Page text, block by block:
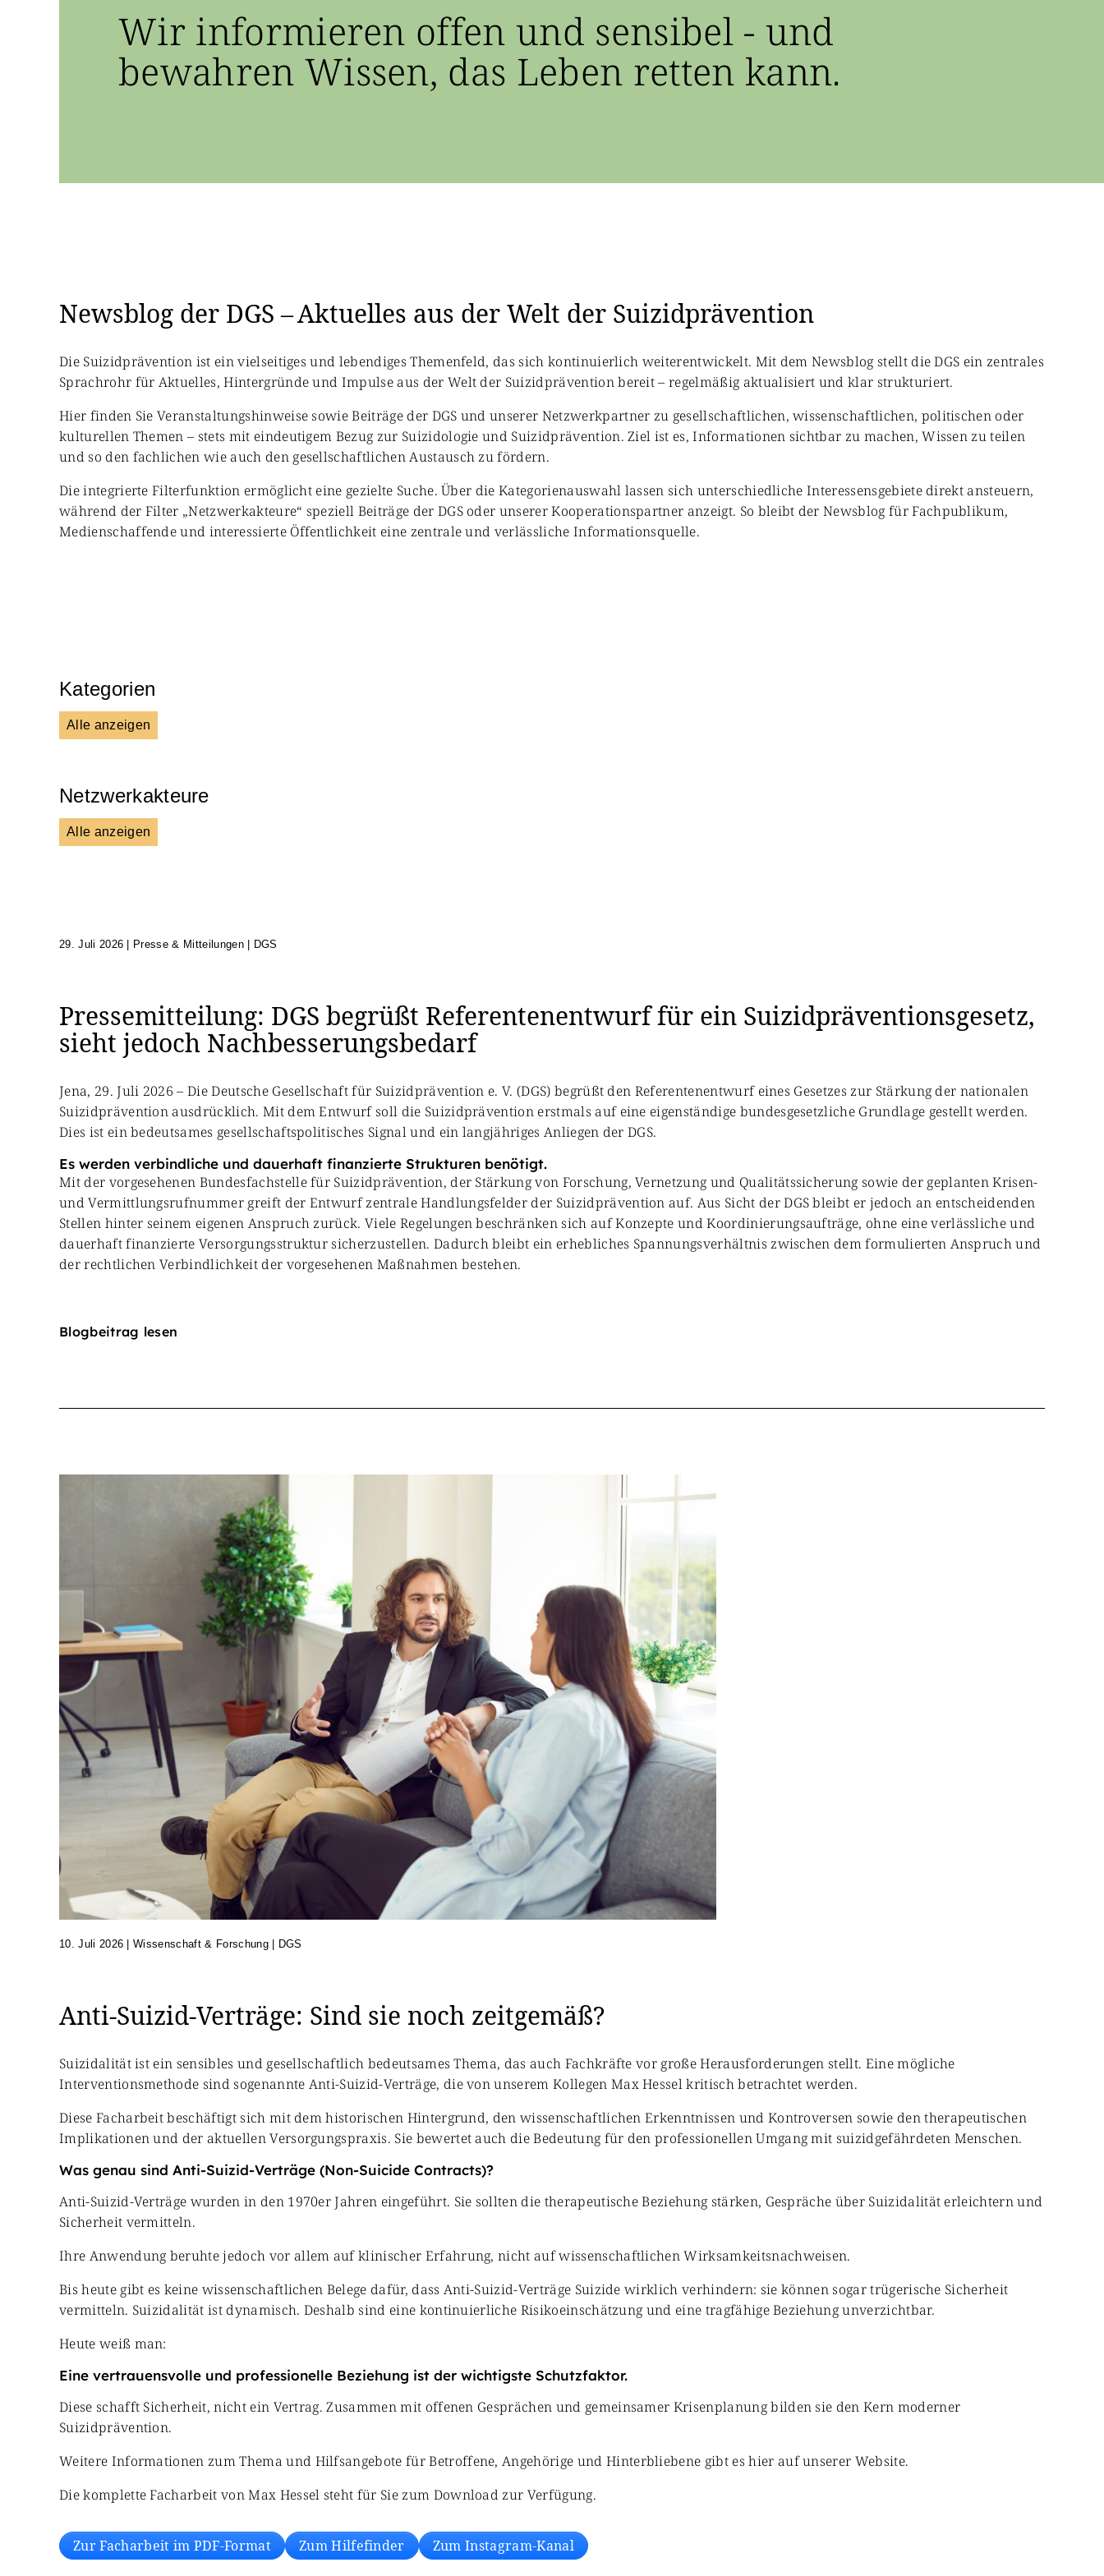
Wir informieren offen und sensibel - und
bewahren Wissen, das Leben retten kann.
Newsblog der DGS – Aktuelles aus der Welt der Suizidprävention
Die Suizidprävention ist ein vielseitiges und lebendiges Themenfeld, das sich kontinuierlich weiterentwickelt. Mit dem Newsblog stellt die DGS ein zentrales
Sprachrohr für Aktuelles, Hintergründe und Impulse aus der Welt der Suizidprävention bereit – regelmäßig aktualisiert und klar strukturiert.
Hier finden Sie Veranstaltungshinweise sowie Beiträge der DGS und unserer Netzwerkpartner zu gesellschaftlichen, wissenschaftlichen, politischen oder
kulturellen Themen – stets mit eindeutigem Bezug zur Suizidologie und Suizidprävention. Ziel ist es, Informationen sichtbar zu machen, Wissen zu teilen
und so den fachlichen wie auch den gesellschaftlichen Austausch zu fördern.
Die integrierte Filterfunktion ermöglicht eine gezielte Suche. Über die Kategorienauswahl lassen sich unterschiedliche Interessensgebiete direkt ansteuern,
während der Filter „Netzwerkakteure“ speziell Beiträge der DGS oder unserer Kooperationspartner anzeigt. So bleibt der Newsblog für Fachpublikum,
Medienschaffende und interessierte Öffentlichkeit eine zentrale und verlässliche Informationsquelle.
Kategorien
Alle anzeigen
Netzwerkakteure
Alle anzeigen
29. Juli 2026 Presse & Mitteilungen | DGS
Pressemitteilung: DGS begrüßt Referentenentwurf für ein Suizidpräventionsgesetz,
sieht jedoch Nachbesserungsbedarf
Jena, 29. Juli 2026 – Die Deutsche Gesellschaft für Suizidprävention e. V. (DGS) begrüßt den Referentenentwurf eines Gesetzes zur Stärkung der nationalen
Suizidprävention ausdrücklich. Mit dem Entwurf soll die Suizidprävention erstmals auf eine eigenständige bundesgesetzliche Grundlage gestellt werden.
Dies ist ein bedeutsames gesellschaftspolitisches Signal und ein langjähriges Anliegen der DGS.
Es werden verbindliche und dauerhaft finanzierte Strukturen benötigt.
Mit der vorgesehenen Bundesfachstelle für Suizidprävention, der Stärkung von Forschung, Vernetzung und Qualitätssicherung sowie der geplanten Krisen-
und Vermittlungsrufnummer greift der Entwurf zentrale Handlungsfelder der Suizidprävention auf. Aus Sicht der DGS bleibt er jedoch an entscheidenden
Stellen hinter seinem eigenen Anspruch zurück. Viele Regelungen beschränken sich auf Konzepte und Koordinierungsaufträge, ohne eine verlässliche und
dauerhaft finanzierte Versorgungsstruktur sicherzustellen. Dadurch bleibt ein erhebliches Spannungsverhältnis zwischen dem formulierten Anspruch und
der rechtlichen Verbindlichkeit der vorgesehenen Maßnahmen bestehen.
Blogbeitrag lesen
10. Juli 2026 |Wissenschaft & Forschung | DGS
Anti-Suizid-Verträge: Sind sie noch zeitgemäß?
Suizidalität ist ein sensibles und gesellschaftlich bedeutsames Thema, das auch Fachkräfte vor große Herausforderungen stellt. Eine mögliche
Interventionsmethode sind sogenannte Anti-Suizid-Verträge, die von unserem Kollegen Max Hessel kritisch betrachtet werden.
Diese Facharbeit beschäftigt sich mit dem historischen Hintergrund, den wissenschaftlichen Erkenntnissen und Kontroversen sowie den therapeutischen
Implikationen und der aktuellen Versorgungspraxis. Sie bewertet auch die Bedeutung für den professionellen Umgang mit suizidgefährdeten Menschen.
Was genau sind Anti-Suizid-Verträge (Non-Suicide Contracts)?
Anti-Suizid-Verträge wurden in den 1970er Jahren eingeführt. Sie sollten die therapeutische Beziehung stärken, Gespräche über Suizidalität erleichtern und
Sicherheit vermitteln.
Ihre Anwendung beruhte jedoch vor allem auf klinischer Erfahrung, nicht auf wissenschaftlichen Wirksamkeitsnachweisen.
Bis heute gibt es keine wissenschaftlichen Belege dafür, dass Anti-Suizid-Verträge Suizide wirklich verhindern: sie können sogar trügerische Sicherheit
vermitteln. Suizidalität ist dynamisch. Deshalb sind eine kontinuierliche Risikoeinschätzung und eine tragfähige Beziehung unverzichtbar.
Heute weiß man:
Eine vertrauensvolle und professionelle Beziehung ist der wichtigste Schutzfaktor.
Diese schafft Sicherheit, nicht ein Vertrag. Zusammen mit offenen Gesprächen und gemeinsamer Krisenplanung bilden sie den Kern moderner
Suizidprävention.
Weitere Informationen zum Thema und Hilfsangebote für Betroffene, Angehörige und Hinterbliebene gibt es hier auf unserer Website.
Die komplette Facharbeit von Max Hessel steht für Sie zum Download zur Verfügung.
Zur Facharbeit im PDF-Format Zum Hilfefinder Zum Instagram-Kanal